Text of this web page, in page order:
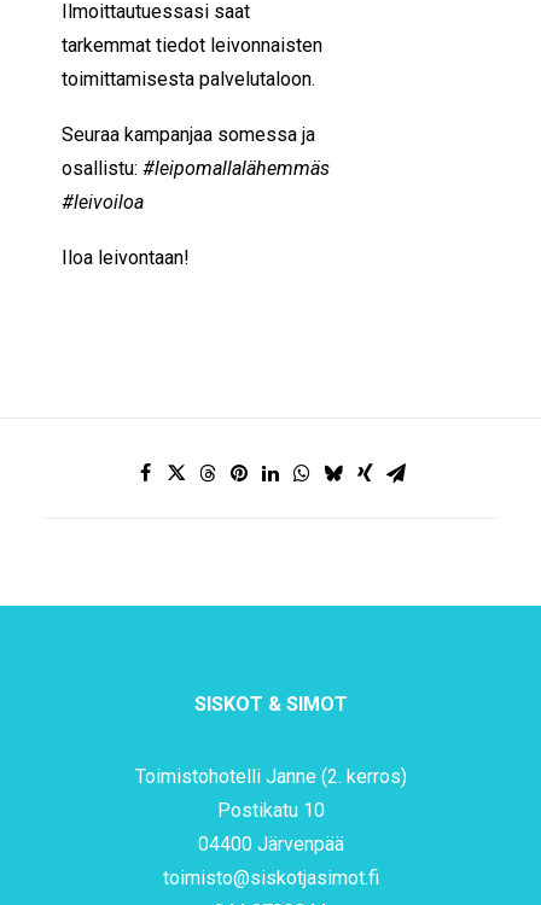
Ilmoittautuessasi saat
tarkemmat tiedot leivonnaisten
toimittamisesta palvelutaloon.
Seuraa kampanjaa somessa ja
osallistu: #leipomallalähemmäs
#leivoiloa
Iloa leivontaan!
SISKOT & SIMOT
Toimistohotelli Janne (2. kerros)
Postikatu 10
04400 Järvenpää
toimisto@siskotjasimot.fi